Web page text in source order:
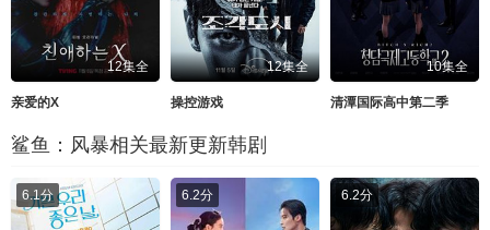
12集全
亲爱的X
12集全
操控游戏
10集全
清潭国际高中第二季
鲨鱼：风暴相关最新更新韩剧
6.1分 6.2分 6.2分